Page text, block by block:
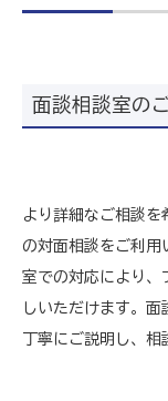
面談相談室の
より詳細なご相談を
の対面相談をご利用
室での対応により、
しいただけます。
丁寧にご説明し、相